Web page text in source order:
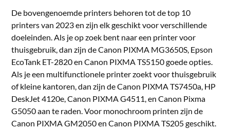
De bovengenoemde printers behoren tot de top 10
printers van 2023 en zijn elk geschikt voor verschillende
doeleinden. Als je op zoek bent naar een printer voor
thuisgebruik, dan zijn de Canon PIXMA MG3650S, Epson
EcoTank ET-2820 en Canon PIXMA TS5150 goede opties.
Als je een multifunctionele printer zoekt voor thuisgebruik
of kleine kantoren, dan zijn de Canon PIXMA TS7450a, HP
DeskJet 4120e, Canon PIXMA G4511, en Canon Pixma
G5050 aan te raden. Voor monochroom printen zijn de
Canon PIXMA GM2050 en Canon PIXMA TS205 geschikt.